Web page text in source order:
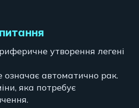
утворення легені
означає автоматично рак.
яка потребує